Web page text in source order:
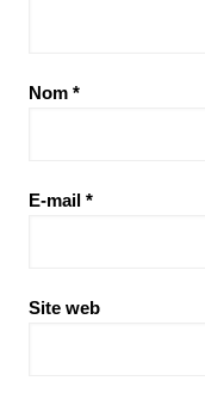
Nom *
E-mail *
Site web